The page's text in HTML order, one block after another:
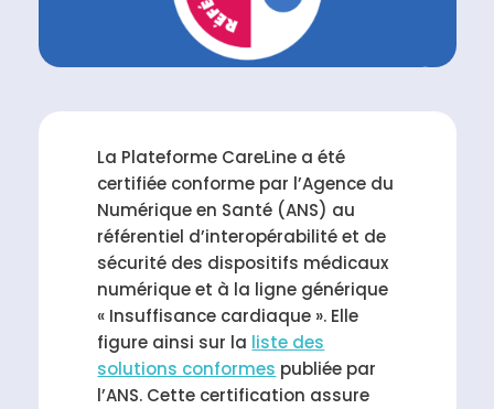
La Plateforme CareLine a été
certifiée conforme par l’Agence du
Numérique en Santé (ANS) au
référentiel d’interopérabilité et de
sécurité des dispositifs médicaux
numérique et à la ligne générique
« Insuffisance cardiaque ». Elle
figure ainsi sur la liste des
solutions conformes publiée par
l’ANS. Cette certification assure